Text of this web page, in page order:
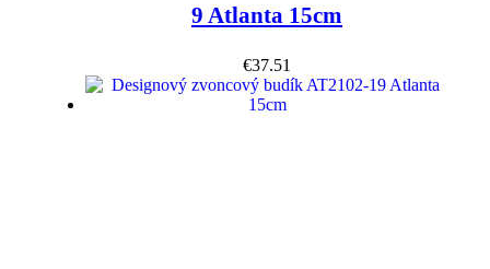
9 Atlanta 15cm
€37.51